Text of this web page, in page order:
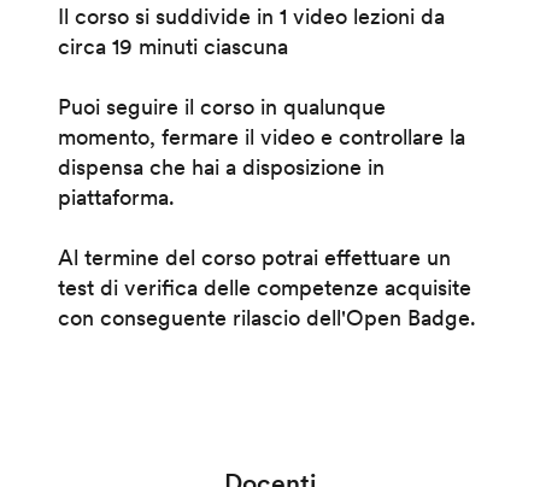
Il corso si suddivide in 1 video lezioni da
circa 19 minuti ciascuna
Puoi seguire il corso in qualunque
momento, fermare il video e controllare la
dispensa che hai a disposizione in
piattaforma.
Al termine del corso potrai effettuare un
test di verifica delle competenze acquisite
con conseguente rilascio dell'Open Badge.